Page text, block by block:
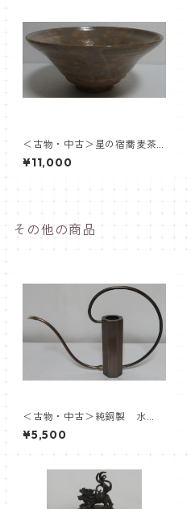
＜古物・中古＞星の宿蕎麦茶
盌 中村与平
¥11,000
その他の商品
＜古物・中古＞純銅製 水
注 ※箱ナシ
¥5,500